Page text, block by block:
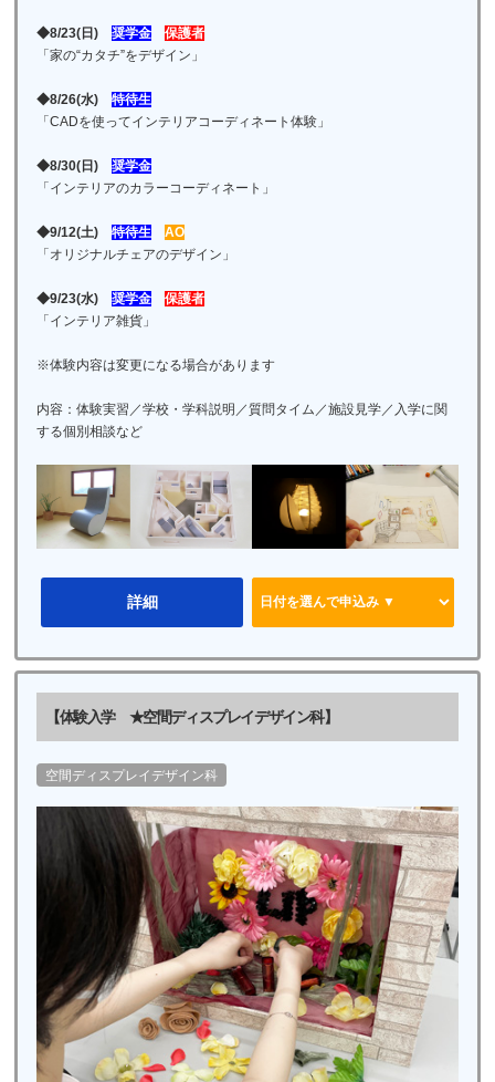
◆8/23(日)奨学金
保護者
「家の“カタチ”をデザイン」
◆8/26(水)
特待生
「CADを使ってインテリアコーディネート体験」
◆8/30(日)奨学金
「インテリアのカラーコーディネート」
◆9/12(土) 特待生
AO
「オリジナルチェアのデザイン」
◆9/23(水)奨学金
保護者
「インテリア雑貨」
※体験内容は変更になる場合があります
内容：体験実習／学校・学科説明／質問タイム／施設見学／入学に関
する個別相談など
詳細
【体験入学 ★空間ディスプレイデザイン科】
空間ディスプレイデザイン科